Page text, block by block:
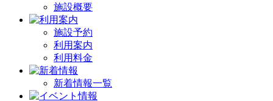
施設概要
施設予約
利用案内
利用料金
新着情報一覧